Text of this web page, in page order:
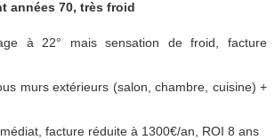
années 70, très froid
à 22° mais sensation de froid, facture
murs extérieurs (salon, chambre, cuisine) +
facture réduite à 1300€/an, ROI 8 ans